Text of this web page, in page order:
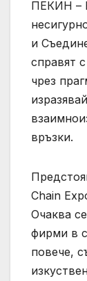
ПЕКИН –
и
справят
чрез
връзки.
Chain
Очаква
фирми в
повече,